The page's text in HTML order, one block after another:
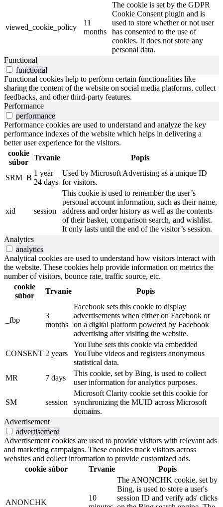
viewed_cookie_policy
11
months
The cookie is set by the GDPR
Cookie Consent plugin and is
used to store whether or not user
has consented to the use of
cookies. It does not store any
personal data.
Functional
functional
Functional cookies help to perform certain functionalities like
sharing the content of the website on social media platforms, collect
feedbacks, and other third-party features.
Performance
performance
Performance cookies are used to understand and analyze the key
performance indexes of the website which helps in delivering a
better user experience for the visitors.
cookie
súbor
Trvanie Popis
SRM_B
1 year
24 days
Used by Microsoft Advertising as a unique ID
for visitors.
xid session
This cookie is used to remember the user’s
personal account information, such as their name,
address and order history as well as the contents
of their basket, comparison search, and wishlist.
It only lasts until the end of the visitor’s session.
Analytics
analytics
Analytical cookies are used to understand how visitors interact with
the website. These cookies help provide information on metrics the
number of visitors, bounce rate, traffic source, etc.
cookie
súbor
Trvanie Popis
_fbp
3
months
Facebook sets this cookie to display
advertisements when either on Facebook or
on a digital platform powered by Facebook
advertising after visiting the website.
CONSENT 2 years
YouTube sets this cookie via embedded
YouTube videos and registers anonymous
statistical data.
MR
7 days
This cookie, set by Bing, is used to collect
user information for analytics purposes.
SM session
Microsoft Clarity cookie set this cookie for
synchronizing the MUID across Microsoft
domains.
Advertisement
advertisement
Advertisement cookies are used to provide visitors with relevant ads
and marketing campaigns. These cookies track visitors across
websites and collect information to provide customized ads.
cookie súbor
Trvanie Popis
ANONCHK
10
The ANONCHK cookie, set by
Bing, is used to store a user's
session ID and verify ads' clicks